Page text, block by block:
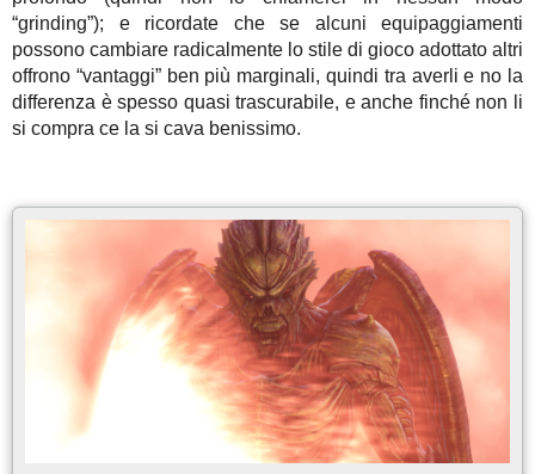
“grinding”); e ricordate che se alcuni equipaggiamenti
possono cambiare radicalmente lo stile di gioco adottato altri
offrono “vantaggi” ben più marginali, quindi tra averli e no la
differenza è spesso quasi trascurabile, e anche finché non li
si compra ce la si cava benissimo.